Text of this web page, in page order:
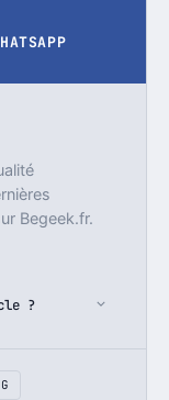
Begeek.fr.
?